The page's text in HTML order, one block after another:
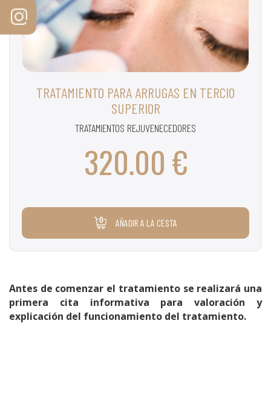
TRATAMIENTO PARA ARRUGAS EN TERCIO
SUPERIOR
TRATAMIENTOS REJUVENECEDORES
320.00 €
AÑADIR A LA CESTA
Antes de comenzar el tratamiento se realizará una
primera cita informativa para valoración y
explicación del funcionamiento del tratamiento.